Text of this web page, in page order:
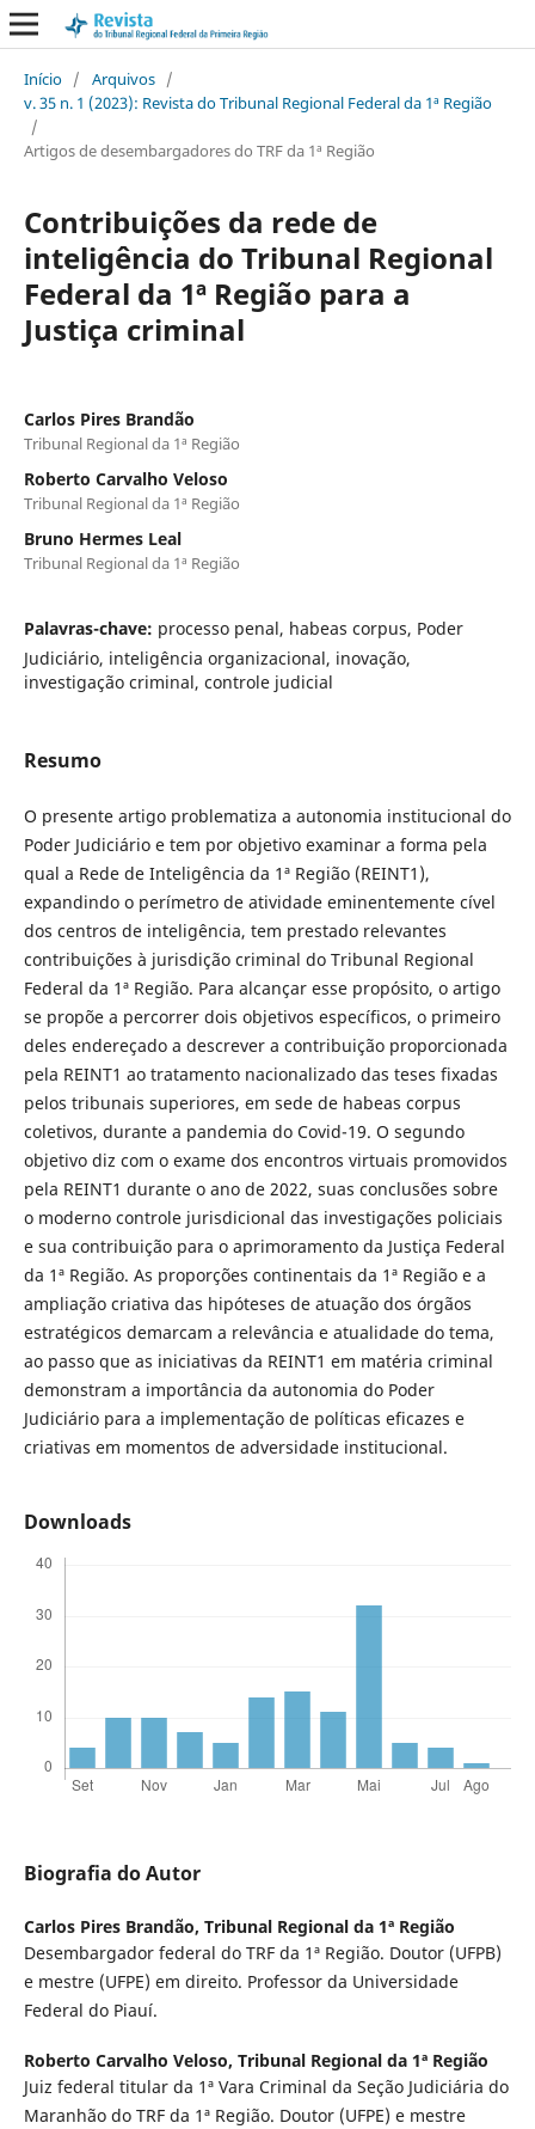
Início / Arquivos /
v. 35 n. 1 (2023): Revista do Tribunal Regional Federal da 1ª Região
/
Artigos de desembargadores do TRF da 1ª Região
Contribuições da rede de
inteligência do Tribunal Regional
Federal da 1ª Região para a
Justiça criminal
Carlos Pires Brandão
Tribunal Regional da 1ª Região
Roberto Carvalho Veloso
Tribunal Regional da 1ª Região
Bruno Hermes Leal
Tribunal Regional da 1ª Região
Palavras-chave: processo penal, habeas corpus, Poder
Judiciário, inteligência organizacional, inovação,
investigação criminal, controle judicial
Resumo
O presente artigo problematiza a autonomia institucional do
Poder Judiciário e tem por objetivo examinar a forma pela
qual a Rede de Inteligência da 1ª Região (REINT1),
expandindo o perímetro de atividade eminentemente cível
dos centros de inteligência, tem prestado relevantes
contribuições à jurisdição criminal do Tribunal Regional
Federal da 1ª Região. Para alcançar esse propósito, o artigo
se propõe a percorrer dois objetivos específicos, o primeiro
deles endereçado a descrever a contribuição proporcionada
pela REINT1 ao tratamento nacionalizado das teses fixadas
pelos tribunais superiores, em sede de habeas corpus
coletivos, durante a pandemia do Covid-19. O segundo
objetivo diz com o exame dos encontros virtuais promovidos
pela REINT1 durante o ano de 2022, suas conclusões sobre
o moderno controle jurisdicional das investigações policiais
e sua contribuição para o aprimoramento da Justiça Federal
da 1ª Região. As proporções continentais da 1ª Região e a
ampliação criativa das hipóteses de atuação dos órgãos
estratégicos demarcam a relevância e atualidade do tema,
ao passo que as iniciativas da REINT1 em matéria criminal
demonstram a importância da autonomia do Poder
Judiciário para a implementação de políticas eficazes e
criativas em momentos de adversidade institucional.
Downloads
Biografia do Autor
Carlos Pires Brandão, Tribunal Regional da 1ª Região
Desembargador federal do TRF da 1ª Região. Doutor (UFPB)
e mestre (UFPE) em direito. Professor da Universidade
Federal do Piauí.
Roberto Carvalho Veloso, Tribunal Regional da 1ª Região
Juiz federal titular da 1ª Vara Criminal da Seção Judiciária do
Maranhão do TRF da 1ª Região. Doutor (UFPE) e mestre